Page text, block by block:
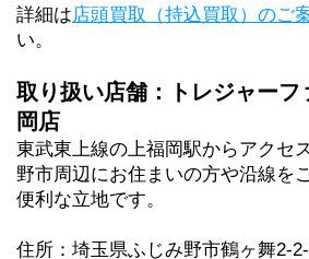
詳細は店頭買取（持込買取）のご
い。
取り扱い店舗：トレジャーフ
岡店
東武東上線の上福岡駅からアクセ
野市周辺にお住まいの方や沿線を
便利な立地です。
住所：埼玉県ふじみ野市鶴ヶ舞2-